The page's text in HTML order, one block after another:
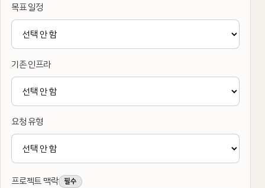
목표 일정
기존 인프라
요청 유형
프로젝트 맥락 필수